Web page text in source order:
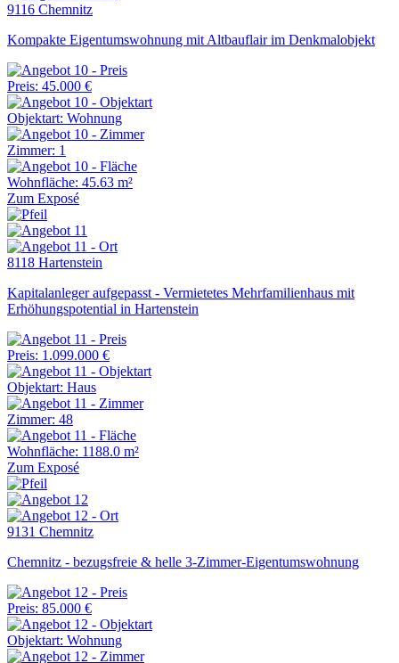
9116 Chemnitz
Kompakte Eigentumswohnung mit Altbauflair im Denkmalobjekt
Preis: 45.000 €
Objektart: Wohnung
Zimmer: 1
Wohnfläche: 45.63 m²
Zum Exposé
8118 Hartenstein
Kapitalanleger aufgepasst - Vermietetes Mehrfamilienhaus mit
Erhöhungspotential in Hartenstein
Preis: 1.099.000 €
Objektart: Haus
Zimmer: 48
Wohnfläche: 1188.0 m²
Zum Exposé
9131 Chemnitz
Chemnitz - bezugsfreie & helle 3-Zimmer-Eigentumswohnung
Preis: 85.000 €
Objektart: Wohnung